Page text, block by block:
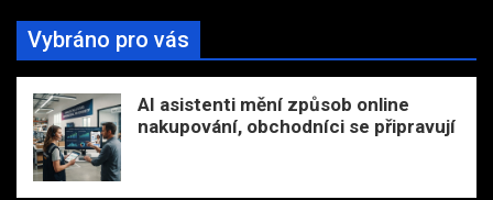
Vybráno pro vás
AI asistenti mění způsob online
nakupování, obchodníci se připravují